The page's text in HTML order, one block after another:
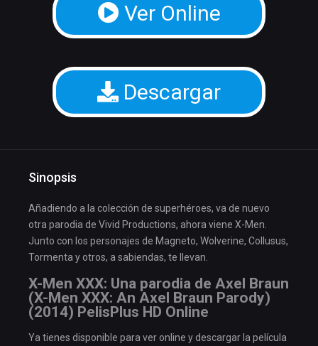
Ver Online
Descargar
Sinopsis
Añadiendo a la colección de superhéroes, va de nuevo
otra parodia de Vivid Productions, ahora viene X-Men.
Junto con los personajes de Magneto, Wolverine, Collusus,
Tormenta y otros, a sabiendas, te llevan.
X-Men XXX: Una parodia de Axel Braun
(X-Men XXX: An Axel Braun Parody)
(2014) PelisPlus HD Online
Ya tienes disponible para ver online y descargar la película